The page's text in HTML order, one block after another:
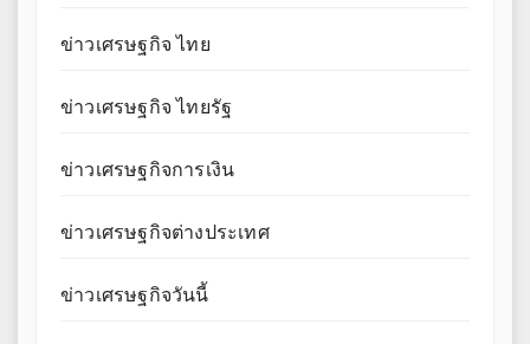
ข่าวเศรษฐกิจ ไทย
ข่าวเศรษฐกิจ ไทยรัฐ
ข่าวเศรษฐกิจการเงิน
ข่าวเศรษฐกิจต่างประเทศ
ข่าวเศรษฐกิจวันนี้